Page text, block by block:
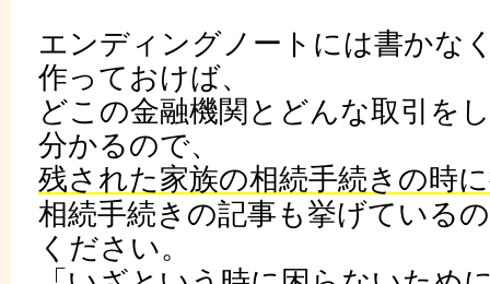
エンディングノートには書かな
作っておけば、
どこの金融機関とどんな取引を
分かるので、
残された家族の相続手続きの時
相続手続きの記事も挙げている
ください。